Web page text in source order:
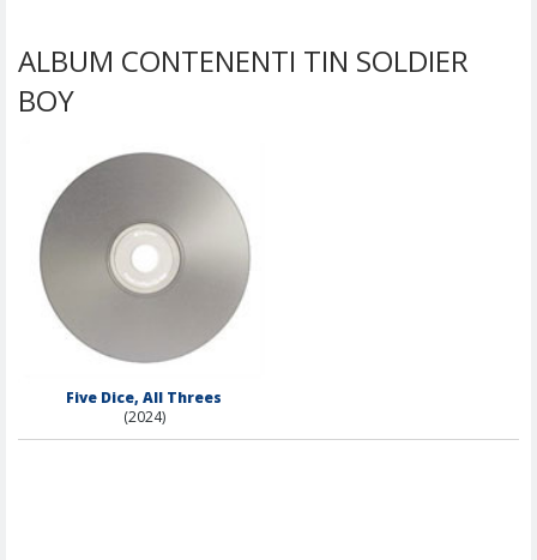
ALBUM CONTENENTI TIN SOLDIER
BOY
Five Dice, All Threes
(2024)